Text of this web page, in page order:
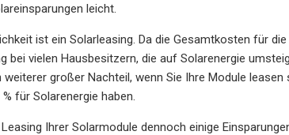
leicht.
ist ein Solarleasing. Da die Gesamtkosten für
bei vielen Hausbesitzern, die auf Solarenergie
weiterer großer Nachteil, wenn Sie Ihre Module
für Solarenergie haben.
Ihrer Solarmodule dennoch einige